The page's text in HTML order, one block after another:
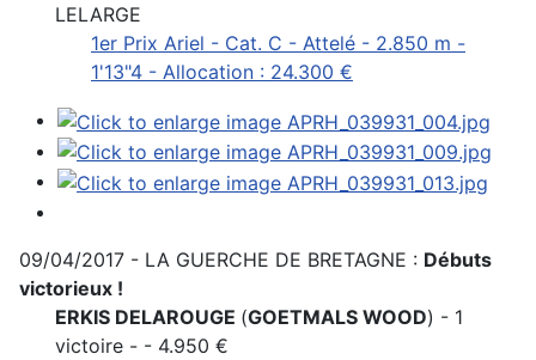
LELARGE
1er Prix Ariel - Cat. C - Attelé - 2.850 m -
1'13"4 - Allocation : 24.300 €
09/04/2017 - LA GUERCHE DE BRETAGNE : Débuts
victorieux !
ERKIS DELAROUGE (GOETMALS WOOD) - 1
victoire - - 4.950 €